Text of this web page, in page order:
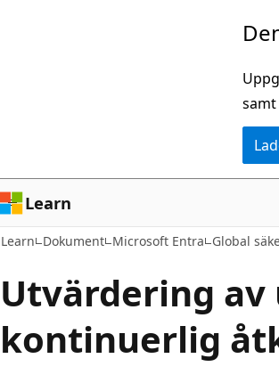
Learn
Learn Dokument Microsoft Entra Global
Utvärdering av
kontinuerlig